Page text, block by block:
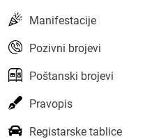
Manifestacije
Pozivni brojevi
Poštanski brojevi
Pravopis
Registarske tablice